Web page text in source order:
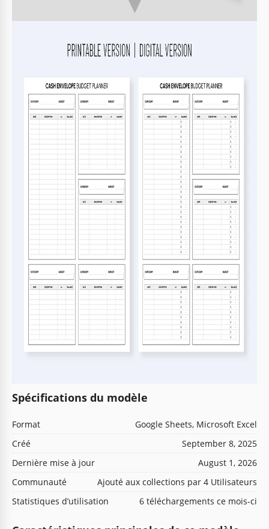
Spécifications du modèle
Format
Google Sheets, Microsoft Excel
Créé
September 8, 2025
Dernière mise à jour
August 1, 2026
Communauté
Ajouté aux collections par 4 Utilisateurs
Statistiques d’utilisation
6 téléchargements ce mois-ci